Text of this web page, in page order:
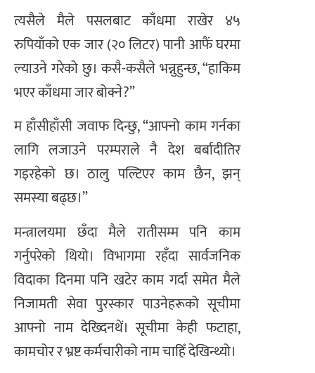
त्यसैले मैले पसलबाट काँधमा राखेर ४५
रुपियाँको एक जार (२० लिटर) पानी आफैं घरमा
ल्याउने गरेको छु। कसै-कसैले भन्नुहुन्छ, “हाकिम
भएर काँधमा जार बोक्ने?”
म हाँसीहाँसी जवाफ दिन्छु, “आफ्नो काम गर्नका
लागि लजाउने परम्पराले नै देश बर्बादीतिर
गइरहेको छ। ठालु पल्टिएर काम छैन, झन्
समस्या बढ्छ।”
मन्त्रालयमा छँदा मैले रातीसम्म पनि काम
गर्नुपरेको थियो। विभागमा रहँदा सार्वजनिक
विदाका दिनमा पनि खटेर काम गर्दा समेत मैले
निजामती सेवा पुरस्कार पाउनेहरूको सूचीमा
आफ्नो नाम देख्दिनथें। सूचीमा केही फटाहा,
कामचोर र भ्रष्ट कर्मचारीको नाम चाहिँ देखिन्थ्यो।